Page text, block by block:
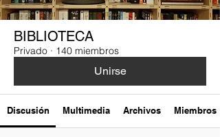
BIBLIOTECA
Privado · 140 miembros
Unirse
Discusión Multimedia Archivos Miembros